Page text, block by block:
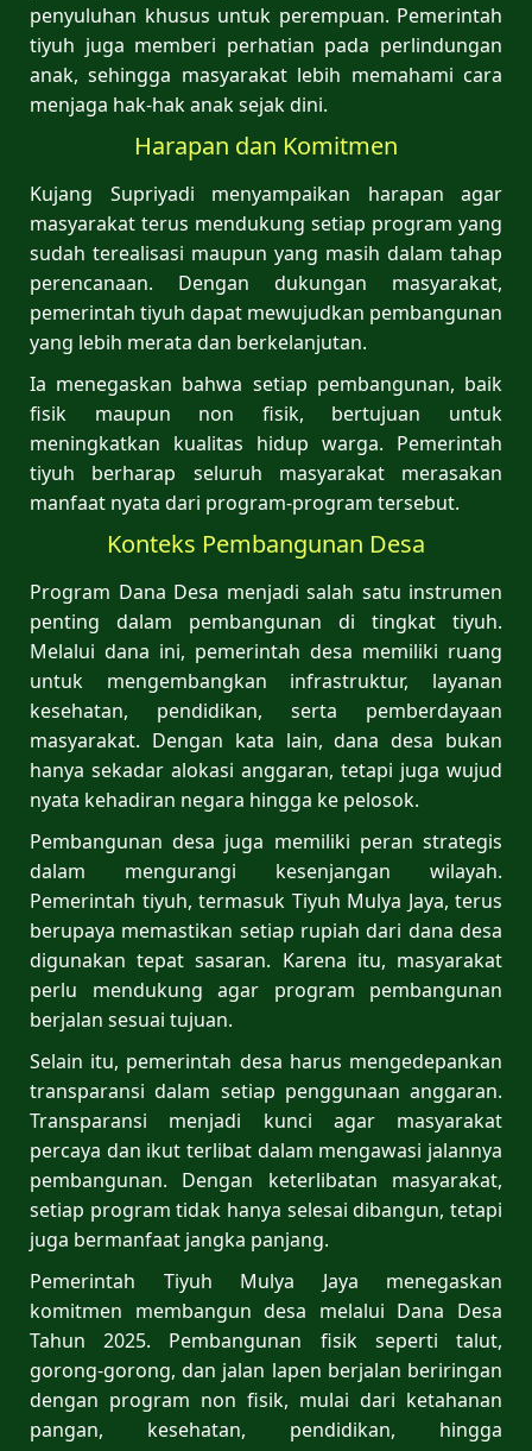
penyuluhan khusus untuk perempuan. Pemerintah
tiyuh juga memberi perhatian pada perlindungan
anak, sehingga masyarakat lebih memahami cara
menjaga hak-hak anak sejak dini.
Harapan dan Komitmen
Kujang Supriyadi menyampaikan harapan agar
masyarakat terus mendukung setiap program yang
sudah terealisasi maupun yang masih dalam tahap
perencanaan. Dengan dukungan masyarakat,
pemerintah tiyuh dapat mewujudkan pembangunan
yang lebih merata dan berkelanjutan.
Ia menegaskan bahwa setiap pembangunan, baik
fisik maupun non fisik, bertujuan untuk
meningkatkan kualitas hidup warga. Pemerintah
tiyuh berharap seluruh masyarakat merasakan
manfaat nyata dari program-program tersebut.
Konteks Pembangunan Desa
Program Dana Desa menjadi salah satu instrumen
penting dalam pembangunan di tingkat tiyuh.
Melalui dana ini, pemerintah desa memiliki ruang
untuk mengembangkan infrastruktur, layanan
kesehatan, pendidikan, serta pemberdayaan
masyarakat. Dengan kata lain, dana desa bukan
hanya sekadar alokasi anggaran, tetapi juga wujud
nyata kehadiran negara hingga ke pelosok.
Pembangunan desa juga memiliki peran strategis
dalam mengurangi kesenjangan wilayah.
Pemerintah tiyuh, termasuk Tiyuh Mulya Jaya, terus
berupaya memastikan setiap rupiah dari dana desa
digunakan tepat sasaran. Karena itu, masyarakat
perlu mendukung agar program pembangunan
berjalan sesuai tujuan.
Selain itu, pemerintah desa harus mengedepankan
transparansi dalam setiap penggunaan anggaran.
Transparansi menjadi kunci agar masyarakat
percaya dan ikut terlibat dalam mengawasi jalannya
pembangunan. Dengan keterlibatan masyarakat,
setiap program tidak hanya selesai dibangun, tetapi
juga bermanfaat jangka panjang.
Pemerintah Tiyuh Mulya Jaya menegaskan
komitmen membangun desa melalui Dana Desa
Tahun 2025. Pembangunan fisik seperti talut,
gorong-gorong, dan jalan lapen berjalan beriringan
dengan program non fisik, mulai dari ketahanan
pangan, kesehatan, pendidikan, hingga